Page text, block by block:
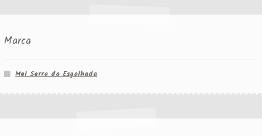
Marca
Mel Serra da Esgalhada